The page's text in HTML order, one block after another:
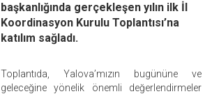
başkanlığında gerçekleşen yılın ilk İl
Koordinasyon Kurulu Toplantısı’na
katılım sağladı.
Toplantıda, Yalova’mızın bugününe ve
geleceğine yönelik önemli değerlendirmeler